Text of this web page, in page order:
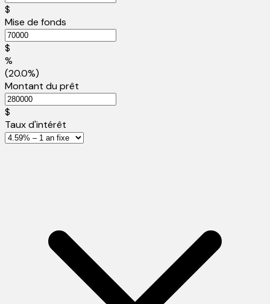
$
Mise de fonds
$
%
(20.0%)
Montant du prêt
$
Taux d'intérêt